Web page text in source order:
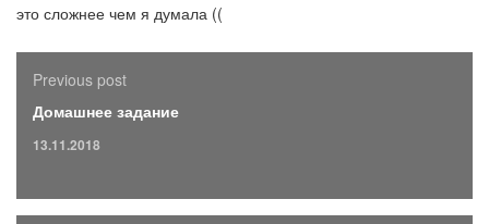
это сложнее чем я думала ((
Previous post
Домашнее задание
13.11.2018